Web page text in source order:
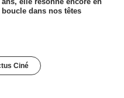
boucle dans nos têtes
Ciné